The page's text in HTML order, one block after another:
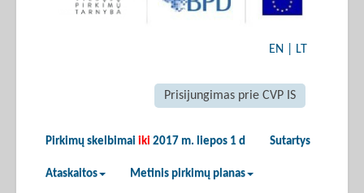
EN LT
Prisijungimas prie CVP IS
Pirkimų skelbimai iki 2017 m. liepos 1 d Sutartys
Ataskaitos Metinis pirkimų planas